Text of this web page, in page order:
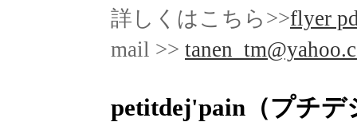
詳しくはこちら>>flyer
mail >>
petitdej'pain（プチデ